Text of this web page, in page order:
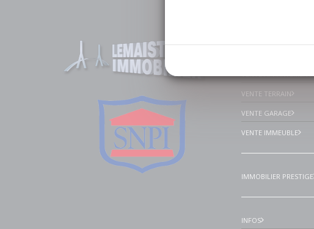
VENTE APPARTEMENT
VENTE TERRAIN
VENTE GARAGE
VENTE IMMEUBLE
IMMOBILIER PRESTIGE
INFOS